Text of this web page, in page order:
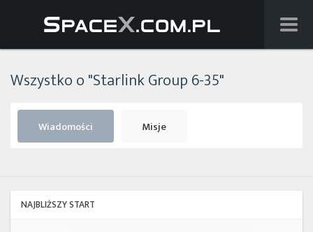
Starlink
Wszystko o "Starlink Group 6-35"
Wiadomości Misje
NAJBLIŻSZY START